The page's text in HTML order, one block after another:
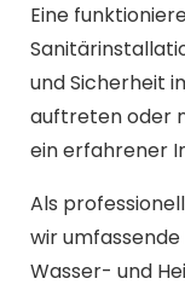
Eine
und Sicherheit
auftreten oder
ein erfahrener
Als
wir
Wasser- und